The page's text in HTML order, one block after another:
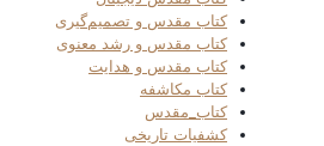
کتاب مقدس و تصمیم‌گیری
کتاب مقدس و رشد معنوی
کتاب مقدس و هدایت
کتاب مکاشفه
کتاب_مقدس
کشفیات تاریخی